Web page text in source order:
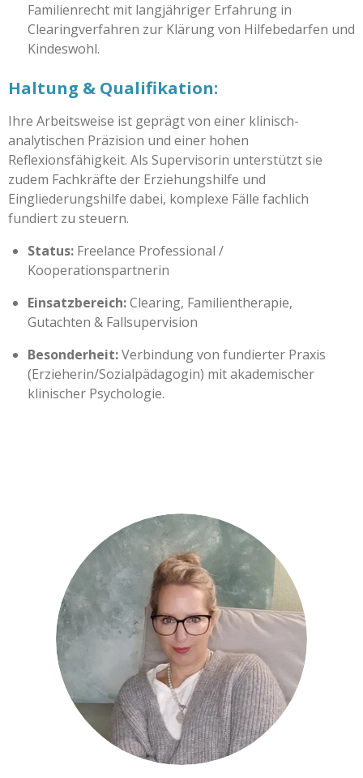
Familienrecht mit langjähriger Erfahrung in
Clearingverfahren zur Klärung von Hilfebedarfen und
Kindeswohl.
Haltung & Qualifikation:
Ihre Arbeitsweise ist geprägt von einer klinisch-
analytischen Präzision und einer hohen
Reflexionsfähigkeit. Als Supervisorin unterstützt sie
zudem Fachkräfte der Erziehungshilfe und
Eingliederungshilfe dabei, komplexe Fälle fachlich
fundiert zu steuern.
Status: Freelance Professional /
Kooperationspartnerin
Einsatzbereich:Clearing, Familientherapie,
Gutachten & Fallsupervision
Besonderheit:Verbindung von fundierter Praxis
(Erzieherin/Sozialpädagogin) mit akademischer
klinischer Psychologie.